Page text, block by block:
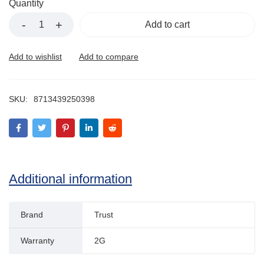
Quantity
Add to cart
SKU: 8713439250398
Additional information
Brand Trust
Warranty 2G